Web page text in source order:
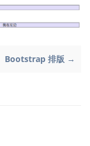
Bootstrap 排版 →